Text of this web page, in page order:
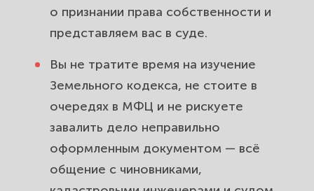
о признании права собственности и
представляем вас в суде.
Вы не тратите время на изучение
Земельного кодекса, не стоите в
очередях в МФЦ и не рискуете
завалить дело неправильно
оформленным документом — всё
общение с чиновниками,